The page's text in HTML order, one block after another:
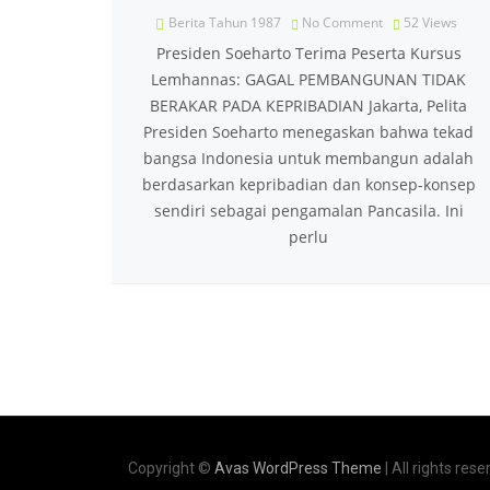
Berita Tahun 1987 No Comment 52 Views
Presiden Soeharto Terima Peserta Kursus
Lemhannas: GAGAL PEMBANGUNAN TIDAK
BERAKAR PADA KEPRIBADIAN Jakarta, Pelita
Presiden Soeharto menegaskan bahwa tekad
bangsa Indonesia untuk membangun adalah
berdasarkan kepribadian dan konsep-konsep
sendiri sebagai pengamalan Pancasila. Ini
perlu
Copyright © Avas WordPress Theme | All rights